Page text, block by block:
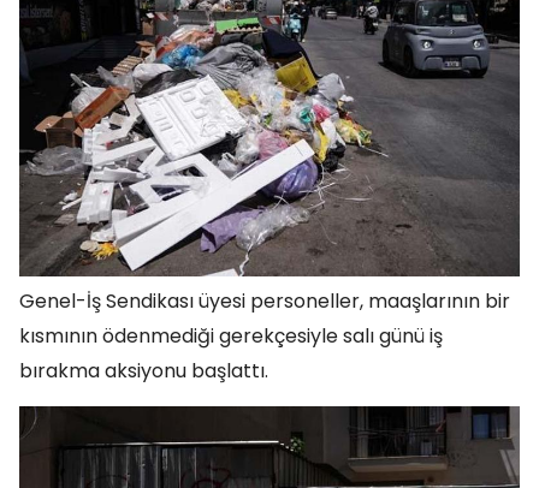
Genel-İş Sendikası üyesi personeller, maaşlarının bir
kısmının ödenmediği gerekçesiyle salı günü iş
bırakma aksiyonu başlattı.